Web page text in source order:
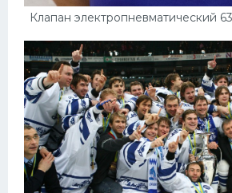
Клапан электропневматический